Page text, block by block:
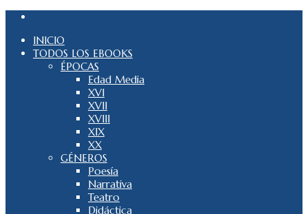
INICIO
TODOS LOS EBOOKS
ÉPOCAS
Edad Media
XVI
XVII
XVIII
XIX
XX
GÉNEROS
Poesía
Narrativa
Teatro
Didáctica